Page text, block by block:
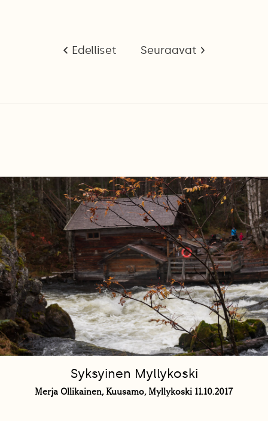
Edelliset Seuraavat
Syksyinen Myllykoski
Merja Ollikainen, Kuusamo, Myllykoski 11.10.2017